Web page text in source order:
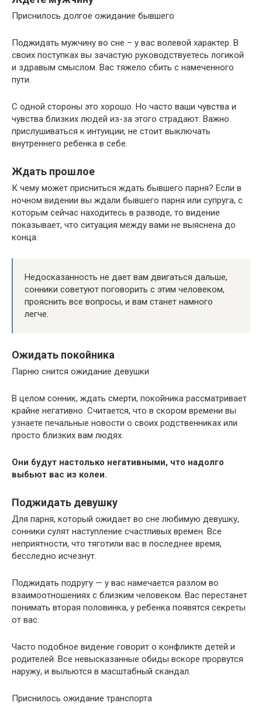
Приснилось долгое ожидание бывшего
Поджидать мужчину во сне – у вас волевой характер. В
своих поступках вы зачастую руководствуетесь логикой
и здравым смыслом. Вас тяжело сбить с намеченного
пути.
С одной стороны это хорошо. Но часто ваши чувства и
чувства близких людей из-за этого страдают. Важно
прислушиваться к интуиции, не стоит выключать
внутреннего ребенка в себе.
Ждать прошлое
К чему может присниться ждать бывшего парня? Если в
ночном видении вы ждали бывшего парня или супруга, с
которым сейчас находитесь в разводе, то видение
показывает, что ситуация между вами не выяснена до
конца.
Недосказанность не дает вам двигаться дальше,
сонники советуют поговорить с этим человеком,
прояснить все вопросы, и вам станет намного
легче.
Ожидать покойника
Парню снится ожидание девушки
В целом сонник, ждать смерти, покойника рассматривает
крайне негативно. Считается, что в скором времени вы
узнаете печальные новости о своих родственниках или
просто близких вам людях.
Они будут настолько негативными, что надолго
выбьют вас из колеи.
Поджидать девушку
Для парня, который ожидает во сне любимую девушку,
сонники сулят наступление счастливых времен. Все
неприятности, что тяготили вас в последнее время,
бесследно исчезнут.
Поджидать подругу — у вас намечается разлом во
взаимоотношениях с близким человеком. Вас перестанет
понимать вторая половинка, у ребенка появятся секреты
от вас.
Часто подобное видение говорит о конфликте детей и
родителей. Все невысказанные обиды вскоре прорвутся
наружу, и выльются в масштабный скандал.
Приснилось ожидание транспорта